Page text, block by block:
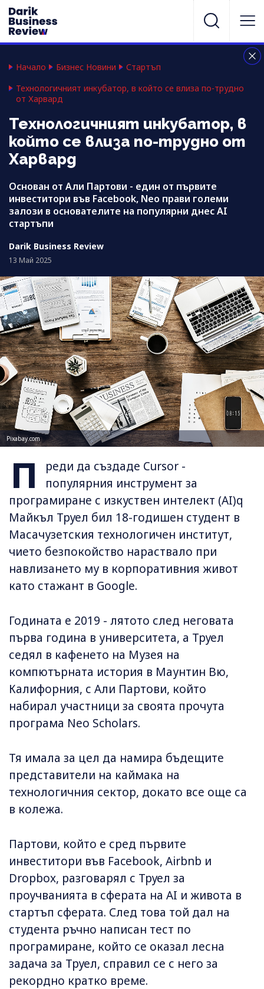
Начало Бизнес Новини
Стартъп
Технологичният инкубатор, в който се влиза по-трудно
от Харвард
Технологичният инкубатор, в
който се влиза по-трудно от
Харвард
Основан от Али Партови - един от първите
инвеститори във Facebook, Neo прави големи
залози в основателите на популярни днес AI
стартъпи
Darik Business Review
13 Май 2025
Pixabay.com
П
реди да създаде Cursor -
популярния инструмент за
програмиране с изкуствен интелект (AI)q
Майкъл Труел бил 18-годишен студент в
Масачузетския технологичен институт,
чието безпокойство нараствало при
навлизането му в корпоративния живот
като стажант в Google.
Годината е 2019 - лятото след неговата
първа година в университета, а Труел
седял в кафенето на Музея на
компютърната история в Маунтин Вю,
Калифорния, с Али Партови, който
набирал участници за своята прочута
програма Neo Scholars.
Тя имала за цел да намира бъдещите
представители на каймака на
технологичния сектор, докато все още са
в колежа.
Партови, който е сред първите
инвеститори във Facebook, Airbnb и
Dropbox, разговарял с Труел за
проучваниятa в сферата на AI и живота в
стартъп сферата. След това той дал на
студента ръчно написан тест по
програмиране, който се оказал лесна
задача за Труел, справил се с него за
рекордно кратко време.